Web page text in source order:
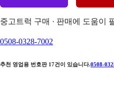
중고트럭 구매 · 판매에 도움이
0508-0328-7002
추천 영업용 번호판 17건이 있습니다.0508-